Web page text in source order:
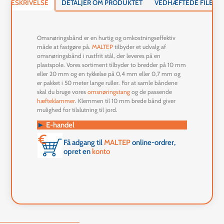
BESKRIVELSE DETALJER OM PRODUKTET VEDHÆFTEDE FILER
Omsnøringsbånd er en hurtig og omkostningseffektiv
måde at fastgøre på.MALTEP tilbyder et udvalg af
omsnøringsbånd i rustfrit stål, der leveres på en
plastspole. Vores sortiment tilbyder to bredder på 10 mm
eller 20 mm og en tykkelse på 0,4 mm eller 0,7 mm og
er pakket i 50 meter lange ruller. For at samle båndene
skal du bruge voresomsnøringstang og de passende
hæfteklammer. Klemmen til 10 mm brede bånd giver
mulighed for tilslutning til jord.
► E-handel
Få adgang tilMALTEPonline-ordrer,
opret en konto